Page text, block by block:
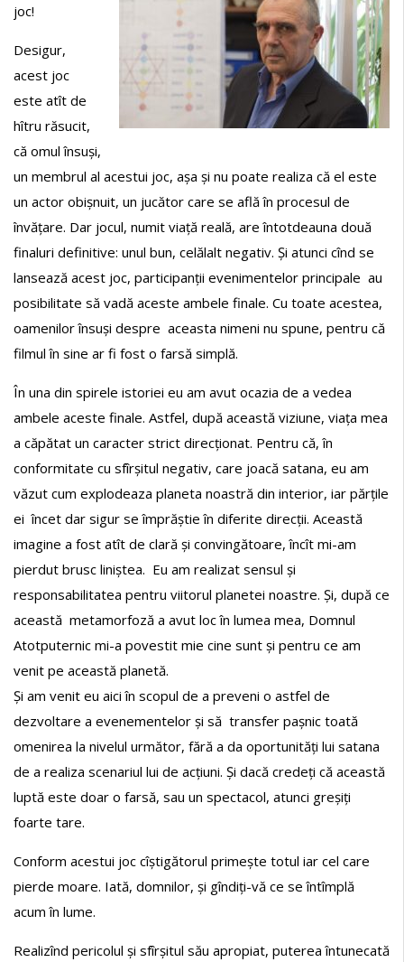
joc!
Desigur,
acest joc
este atît de
hîtru răsucit,
că omul însuși,
un membrul al acestui joc, așa și nu poate realiza că el este
un actor obișnuit, un jucător care se află în procesul de
învățare. Dar jocul, numit viață reală, are întotdeauna două
finaluri definitive: unul bun, celălalt negativ. Și atunci cînd se
lansează acest joc, participanții evenimentelor principale au
posibilitate să vadă aceste ambele finale. Cu toate acestea,
oamenilor însuși despre aceasta nimeni nu spune, pentru că
filmul în sine ar fi fost o farsă simplă.
În una din spirele istoriei eu am avut ocazia de a vedea
ambele aceste finale. Astfel, după această viziune, viața mea
a căpătat un caracter strict direcționat. Pentru că, în
conformitate cu sfîrșitul negativ, care joacă satana, eu am
văzut cum explodeaza planeta noastră din interior, iar părțile
ei încet dar sigur se împrăștie în diferite direcții. Această
imagine a fost atît de clară și convingătoare, încît mi-am
pierdut brusc liniștea. Eu am realizat sensul și
responsabilitatea pentru viitorul planetei noastre. Și, după ce
această metamorfoză a avut loc în lumea mea, Domnul
Atotputernic mi-a povestit mie cine sunt și pentru ce am
venit pe această planetă.
Și am venit eu aici în scopul de a preveni o astfel de
dezvoltare a evenementelor și să transfer pașnic toată
omenirea la nivelul următor, fără a da oportunități lui satana
de a realiza scenariul lui de acțiuni. Și dacă credeți că această
luptă este doar o farsă, sau un spectacol, atunci greșiți
foarte tare.
Conform acestui joc cîștigătorul primește totul iar cel care
pierde moare. Iată, domnilor, și gîndiți-vă ce se întîmplă
acum în lume.
Realizînd pericolul și sfîrșitul său apropiat, puterea întunecată